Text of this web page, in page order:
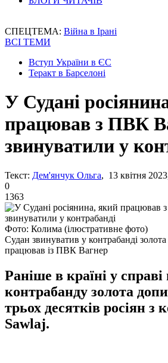
СПЕЦТЕМА: Війна в Ірані
ВСІ ТЕМИ
Вступ України в ЄС
Теракт в Барселоні
У Судані
працював з ПВК
звинуватили у
Текст: Дем'янчук Ольга, 13 квітня
0
1363
Фото: Колима (ілюстративне фото)
Судан звинуватив у контрабанді
працював із ПВК Вагнер
Раніше в країні у справі
контрабанду золота
трьох десятків росіян з
Sawlaj.